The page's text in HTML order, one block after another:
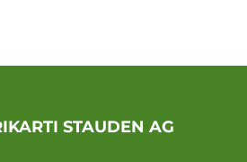
STAUDEN AG